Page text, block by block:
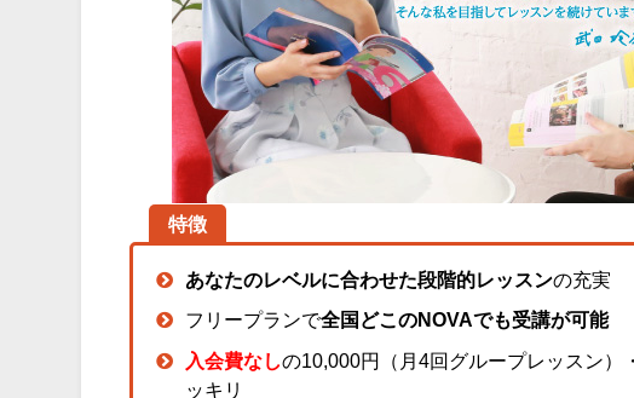
特徴
あなたのレベルに合わせた段階的レッスンの充実
フリープランで全国どこのNOVAでも受講が可能
入会費なしの10,000円（月4回グループレッスン）
ッキリ